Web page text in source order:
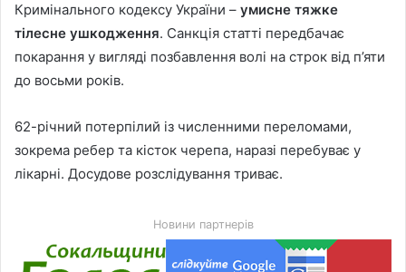
Кримінального кодексу України – умисне тяжке
тілесне ушкодження. Санкція статті передбачає
покарання у вигляді позбавлення волі на строк від п’яти
до восьми років.
62-річний потерпілий із численними переломами,
зокрема ребер та кісток черепа, наразі перебуває у
лікарні. Досудове розслідування триває.
Новини партнерів